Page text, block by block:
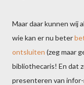
Maar daar kunnen wij
wie kan er nu beter
ontsluiten (zeg maar
bibliothecaris! En dat
presenteren van